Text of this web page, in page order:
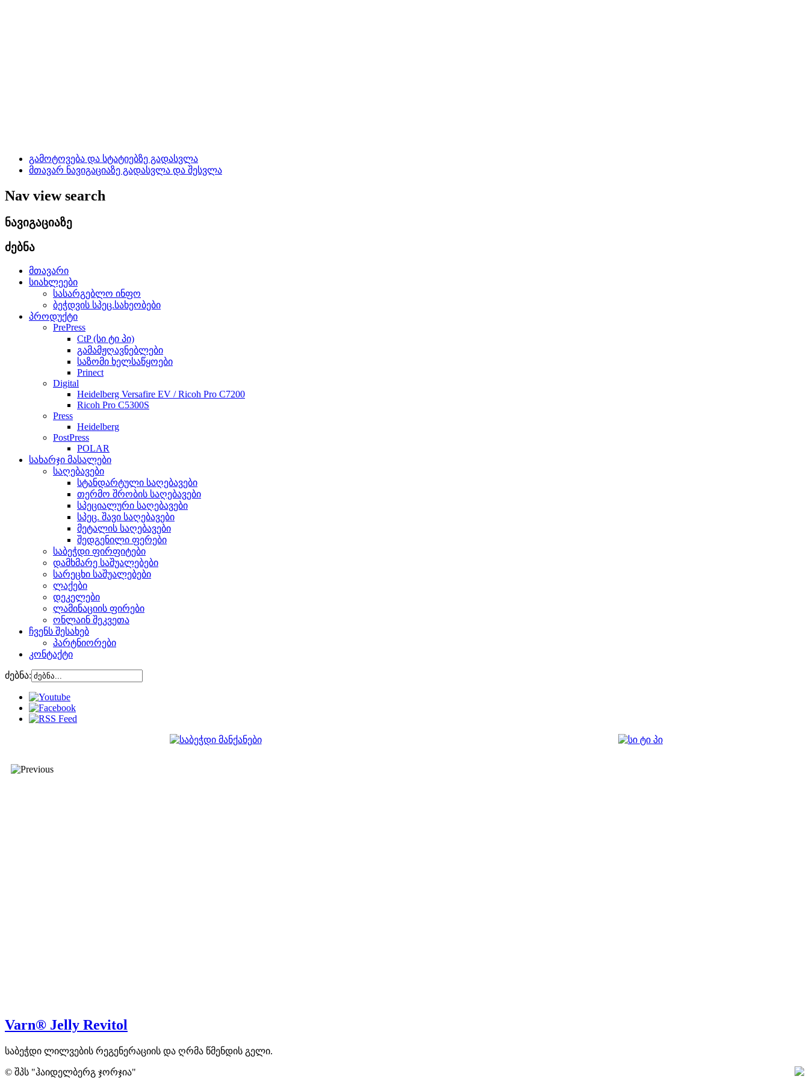
გამოტოვება და სტატიებზე გადასვლა
მთავარ ნავიგაციაზე გადასვლა და შესვლა
Nav view search
ნავიგაციაზე
ძებნა
მთავარი
სიახლეები
სასარგებლო ინფო
ბეჭდვის სპეც.სახეობები
პროდუქტი
PrePress
CtP (სი ტი პი)
გამამჟღავნებლები
საზომი ხელსაწყოები
Prinect
Digital
Heidelberg Versafire EV / Ricoh Pro C7200
Ricoh Pro C5300S
Press
Heidelberg
PostPress
POLAR
სახარჯი მასალები
საღებავები
სტანდარტული საღებავები
თერმო შრობის საღებავები
სპეციალური საღებავები
სპეც. შავი საღებავები
მეტალის საღებავები
შედგენილი ფერები
საბეჭდი ფირფიტები
დამხმარე საშუალებები
სარეცხი საშუალებები
ლაქები
დეკელები
ლამინაციის ფირები
ონლაინ შეკვეთა
ჩვენს შესახებ
პარტნიორები
კონტაქტი
ძებნა:
Varn® Jelly Revitol
საბეჭდი ლილვების რეგენერაციის და ღრმა წმენდის გელი.
© შპს "ჰაიდელბერგ ჯორჯია"